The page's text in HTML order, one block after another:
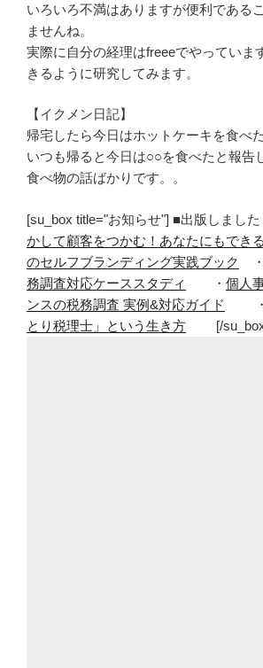
いろいろ不満はありますが便利である
ませんね。
実際に自分の経理はfreeeでやっていま
きるように研究してみます。
【イクメン日記】
帰宅したら今日はホットケーキを食べ
いつも帰ると今日は○○を食べたと報告
食べ物の話ばかりです。。
[su_box title="お知らせ"] ■出版しまし
かして顧客をつかむ！あなたにもで
のセルフブランディング実践ブック
・
務調査対応ケーススタディ
・ 個人
ンスの税務調査 実例&対応ガイド
・
とり税理士」という生き方 [/